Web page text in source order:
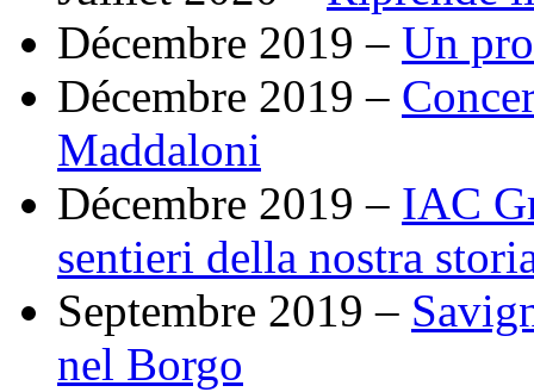
Décembre 2019 – Un
Décembre 2019 –
Maddaloni
Décembre 2019 – IAC
sentieri della nostra
Septembre 2019 –
nel Borgo